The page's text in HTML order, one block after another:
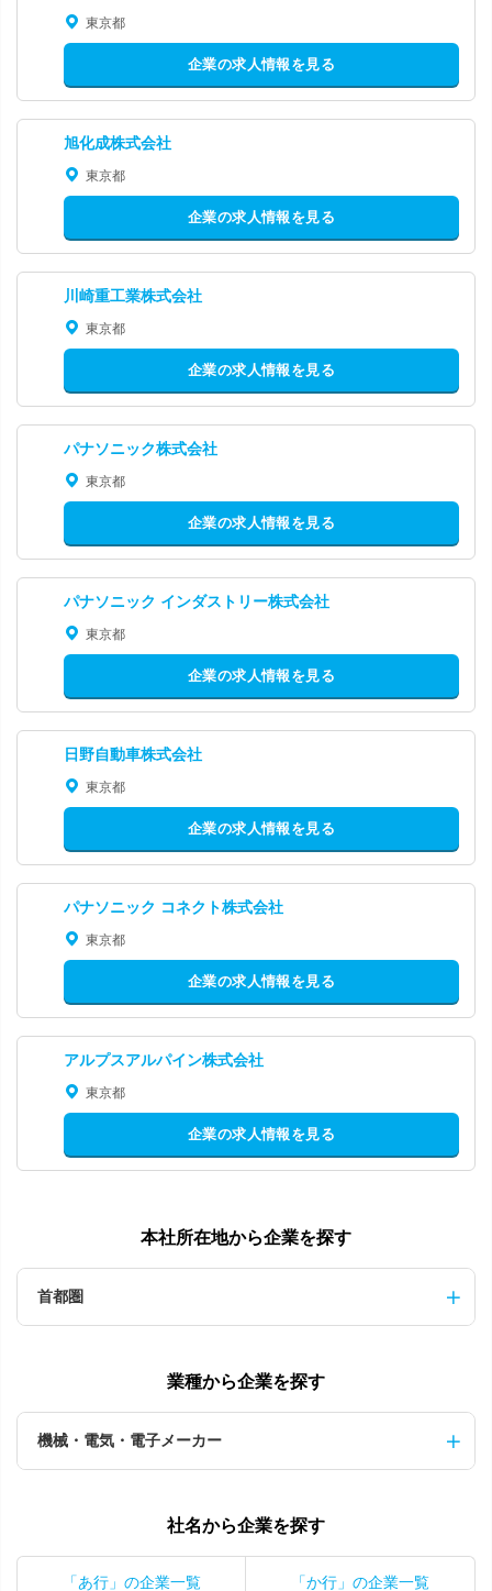
東京都
企業の求人情報を見る
旭化成株式会社
東京都
企業の求人情報を見る
川崎重工業株式会社
東京都
企業の求人情報を見る
パナソニック株式会社
東京都
企業の求人情報を見る
パナソニック インダストリー株式会社
東京都
企業の求人情報を見る
日野自動車株式会社
東京都
企業の求人情報を見る
パナソニック コネクト株式会社
東京都
企業の求人情報を見る
アルプスアルパイン株式会社
東京都
企業の求人情報を見る
本社所在地から企業を探す
首都圏
業種から企業を探す
機械・電気・電子メーカー
社名から企業を探す
「あ行」の企業一覧 「か行」の企業一覧